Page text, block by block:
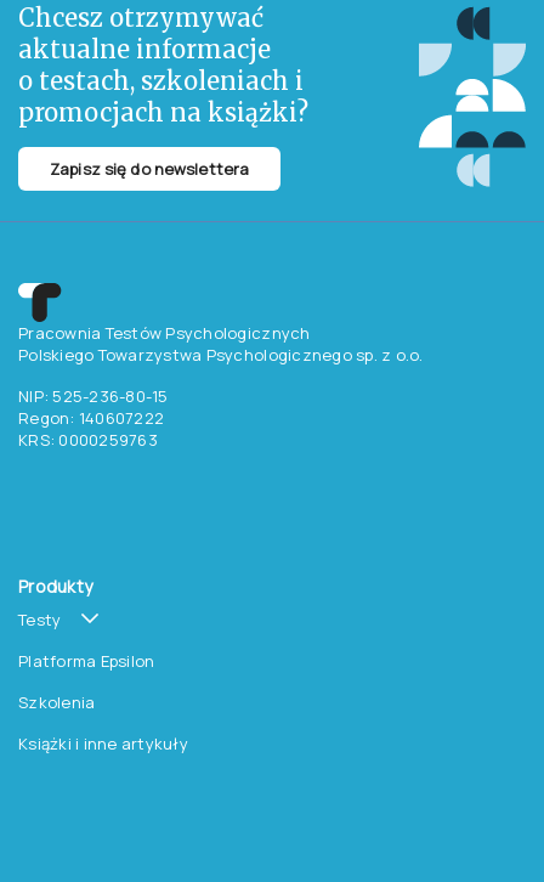
Chcesz otrzymywać
aktualne informacje
o testach, szkoleniach i
promocjach na książki?
Zapisz się do newslettera
Pracownia Testów Psychologicznych
Polskiego Towarzystwa Psychologicznego sp. z o.o.
NIP: 525-236-80-15
Regon: 140607222
KRS: 0000259763
Produkty
Testy
Platforma Epsilon
Szkolenia
Książki i inne artykuły